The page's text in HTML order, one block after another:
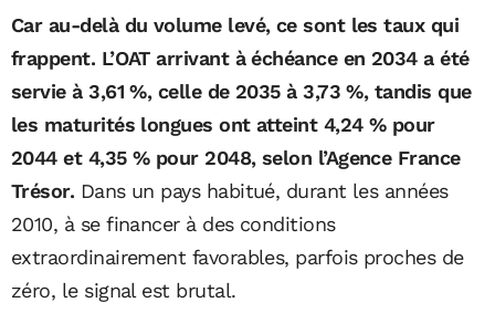
Car au-delà du volume levé, ce sont les taux qui
frappent. L’OAT arrivant à échéance en 2034 a été
servie à 3,61 %, celle de 2035 à 3,73 %, tandis que
les maturités longues ont atteint 4,24 % pour
2044 et 4,35 % pour 2048, selon l’Agence France
Trésor. Dans un pays habitué, durant les années
2010, à se financer à des conditions
extraordinairement favorables, parfois proches de
zéro, le signal est brutal.